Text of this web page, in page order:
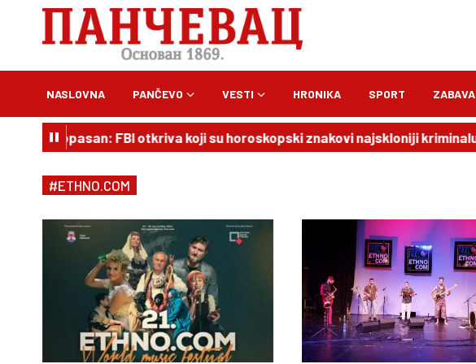
NASLOVNA PANČEVO VESTI HRONIKA SPORT ZABAVA
je vrlo opasan: FBI otkriva koji su horoskopski znakovi najskloniji kriminalu
#ETHNO.COM